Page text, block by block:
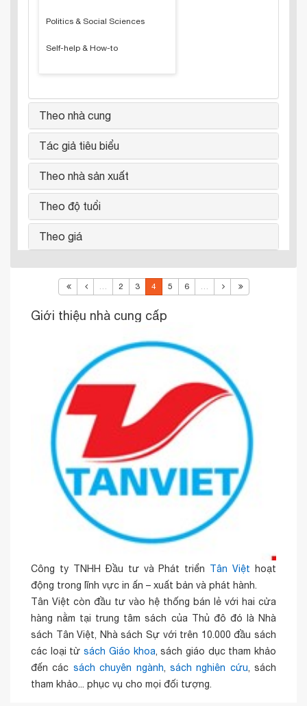
Politics & Social Sciences
Self-help & How-to
Theo nhà cung
Tác giả tiêu biểu
Theo nhà sản xuất
Theo độ tuổi
Theo giá
… 2 3 4 5 6 …
Giới thiệu nhà cung cấp
Công ty TNHH Đầu tư và Phát triển Tân Việt hoạt
động trong lĩnh vực in ấn – xuất bản và phát hành.
Tân Việt còn đầu tư vào hệ thống bán lẻ với hai cửa
hàng nằm tại trung tâm sách của Thủ đô đó là Nhà
sách Tân Việt, Nhà sách Sự với trên 10.000 đầu sách
các loại từsách Giáo khoa, sách giáo dục tham khảo
đến các sách chuyên ngành, sách nghiên cứu, sách
tham khảo... phục vụ cho mọi đối tượng.